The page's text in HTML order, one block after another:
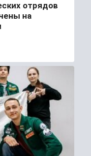
отрядов
на